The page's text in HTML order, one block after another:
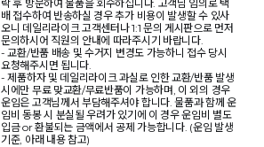
락 후 방문하여 물품을 회수하십니다. 고객님 임의로 택
배 접수하여 반송하실 경우 추가 비용이 발생할 수 있사
오니 데일리라이크 고객센터나 1:1 문의 게시판으로 먼저
문의하시어 직원의 안내에 따라주시기 바랍니다.
- 교환/반품 배송 및 수거지 변경도 가능하니 접수 당시
요청해주시면 됩니다.
- 제품하자 및 데일리라이크 과실로 인한 교환/반품 발생
시에만 무료 맞교환/무료반품이 가능하며, 이 외의 경우
운임은 고객님께서 부담해주셔야 합니다. 물품과 함께 운
임비 동봉 시 분실될 우려가 있기에 이 경우 운임비 별도
입금 or 환불되는 금액에서 공제 가능합니다. (운임 발생
기준, 아래 내용 참고)